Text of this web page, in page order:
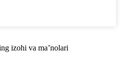
izohi va ma’nolari